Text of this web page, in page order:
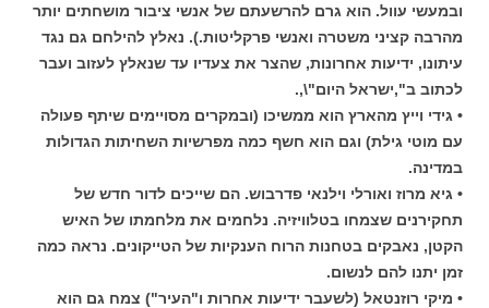
ובמעשי עוול. הוא גרם להרשעתם של אנשי ציבור מושחתים יותר
מהרבה קציני משטרה ואנשי פרקליטות.). נאלץ להילחם גם נגד
עיתונו, ידיעות אחרונות, שהצר את צעדיו עד שנאלץ לעזוב ועבר
לכתוב ב",ישראל היום"\,.
• גידי וייץ מהארץ הוא ממשיכו (ובמקרים מסויימים שיתף פעולה
עם מוטי גילת) וגם הוא חשף כמה מפרשיות השחיתות הגדולות
במדינה.
• גיא מרוז ואורלי וילנאי פדרבוש. הם שייכים לדור חדש של
תחקירנים שצמחו בטלוויזיה. נלחמים את מלחמתו של האיש
הקטן, נאבקים בטחנות הרוח הענקיות של הטייקונים. נראה כמה
זמן יתנו להם לנשום.
• מיקי רוזנטאל (לשעבר ידיעות אחרות ו"העיר") צמח גם הוא